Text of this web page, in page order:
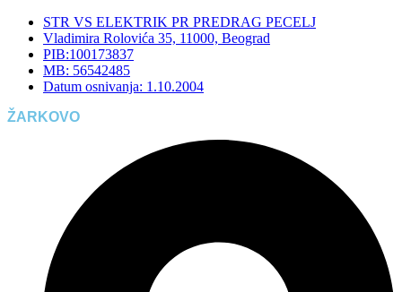
STR VS ELEKTRIK PR PREDRAG PECELJ
Vladimira Rolovića 35, 11000, Beograd
PIB:100173837
MB: 56542485
Datum osnivanja: 1.10.2004
ŽARKOVO